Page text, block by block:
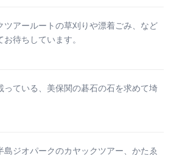
ツアールートの草刈りや漂着ごみ、など
待ちしています。
っている、美保関の碁石の石を求めて埼
島ジオパークのカヤックツアー、かたゑ